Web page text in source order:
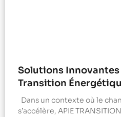
Solutions Innovantes
Transition
Dans un contexte où le
s’accélère, APIE